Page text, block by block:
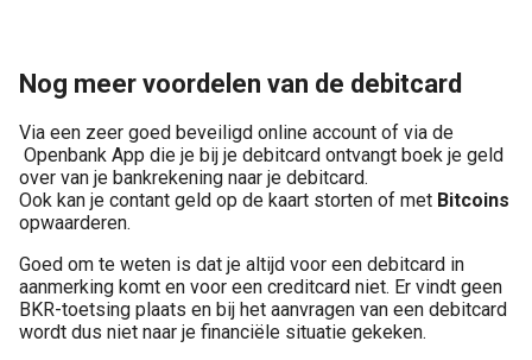
Nog meer voordelen van de debitcard
Via een zeer goed beveiligd online account of via de
Openbank App die je bij je debitcard ontvangt boek je geld
over van je bankrekening naar je debitcard.
Ook kan je contant geld op de kaart storten of met Bitcoins
opwaarderen.
Goed om te weten is dat je altijd voor een debitcard in
aanmerking komt en voor een creditcard niet. Er vindt geen
BKR-toetsing plaats en bij het aanvragen van een debitcard
wordt dus niet naar je financiële situatie gekeken.